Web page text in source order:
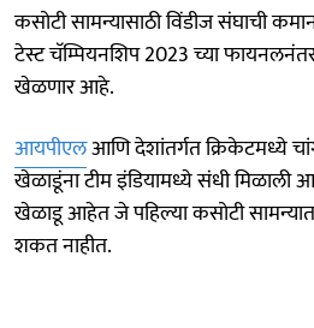
कसोटी सामन्यासाठी विंडीज संघाची
टेस्ट चॅम्पियनशिप 2023 च्या
खेळणार आहे.
आयपीएलआणि देशांतर्गत क्रिकेटमध्ये
खेळाडूंना टीम इंडियामध्ये संधी मिळाली
खेळाडू आहेत जे पहिल्या कसोटी
शकत नाहीत.